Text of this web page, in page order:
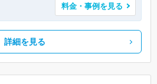
料金・事例を見る
詳細を見る